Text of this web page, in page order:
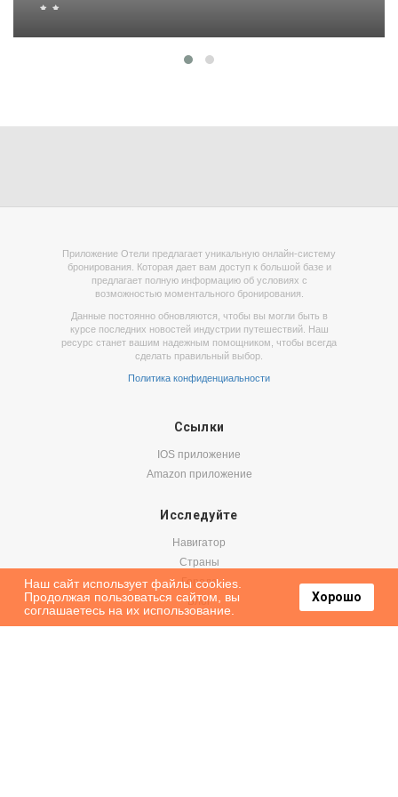
Приложение Отели предлагает уникальную онлайн-систему
бронирования. Которая дает вам доступ к большой базе и
предлагает полную информацию об условиях с
возможностью моментального бронирования.
Данные постоянно обновляются, чтобы вы могли быть в
курсе последних новостей индустрии путешествий. Наш
ресурс станет вашим надежным помощником, чтобы всегда
сделать правильный выбор.
Политика конфиденциальности
Ссылки
IOS приложение
Amazon приложение
Исследуйте
Навигатор
Страны
Города
Блог
Наш сайт использует файлы cookies.
Продолжая пользоваться сайтом, вы
соглашаетесь на их использование.
Хорошо